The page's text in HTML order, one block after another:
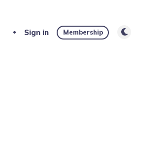
Sign in Membership